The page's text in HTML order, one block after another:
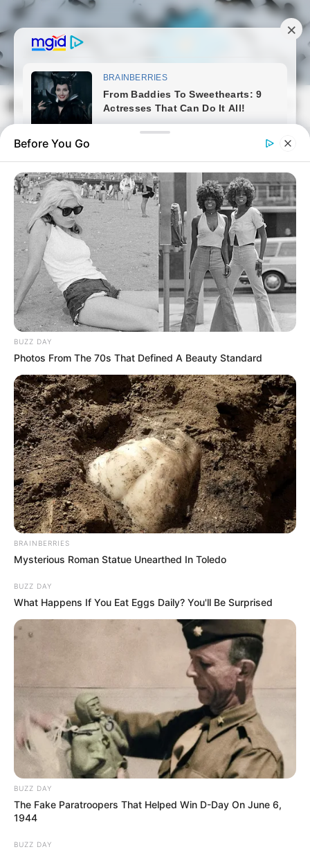
Skip
to
content
Magyarmozaik.com
PostedFriss hírek
Ma dönthetnek Kocsis Máté
mentelmi jogának
felfüggesztéséről Forrás:
https://hirstart24.com/
bySzerző • May 26, 2026
Before You Go
BUZZ DAY
Photos From The 70s That Defined A Beauty Standard
BRAINBERRIES
Mysterious Roman Statue Unearthed In Toledo
BUZZ DAY
What Happens If You Eat Eggs Daily? You'll Be Surprised
BUZZ DAY
The Fake Paratroopers That Helped Win D-Day On June 6,
1944
BUZZ DAY